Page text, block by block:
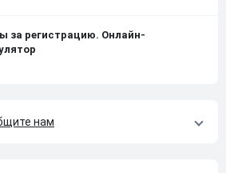
за регистрацию. Онлайн-
нам